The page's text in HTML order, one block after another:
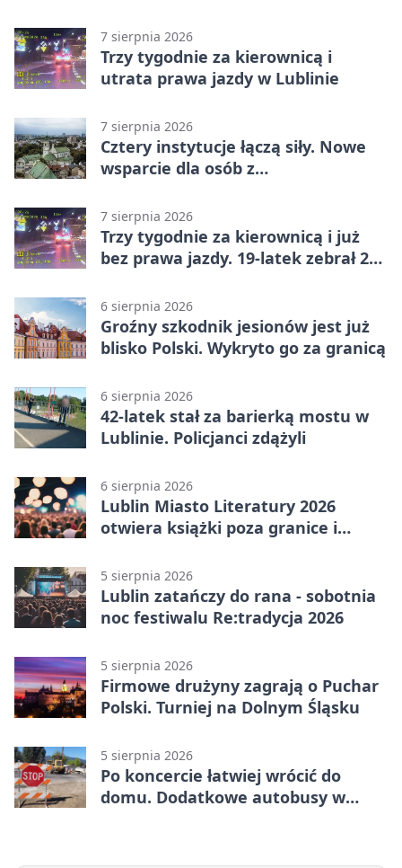
7 sierpnia 2026
Trzy tygodnie za kierownicą i
utrata prawa jazdy w Lublinie
7 sierpnia 2026
Cztery instytucje łączą siły. Nowe
wsparcie dla osób z
7 sierpnia 2026
Trzy tygodnie za kierownicą i już
bez prawa jazdy. 19-latek zebrał 23
6 sierpnia 2026
Groźny szkodnik jesionów jest już
blisko Polski. Wykryto go za granicą
6 sierpnia 2026
42-latek stał za barierką mostu w
Lublinie. Policjanci zdążyli
6 sierpnia 2026
Lublin Miasto Literatury 2026
otwiera książki poza granice i
5 sierpnia 2026
Lublin zatańczy do rana - sobotnia
noc festiwalu Re:tradycja 2026
5 sierpnia 2026
Firmowe drużyny zagrają o Puchar
Polski. Turniej na Dolnym Śląsku
5 sierpnia 2026
Po koncercie łatwiej wrócić do
domu. Dodatkowe autobusy w